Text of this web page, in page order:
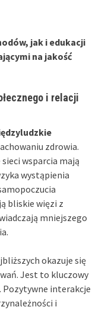
jak i edukacji
na jakość
i relacji
zdrowia.
wsparcia mają
wystąpienia
bliskie więzi z
mniejszego
okazuje się
Jest to kluczowy
interakcje
i